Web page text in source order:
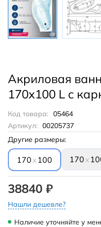
Акриловая
170x100 L с
Код товара: 05464
Артикул: 00205737
Другие размеры:
170 x 100 170 x
38840 ₽
Нашли дешевле?
Наличие уточняйте у